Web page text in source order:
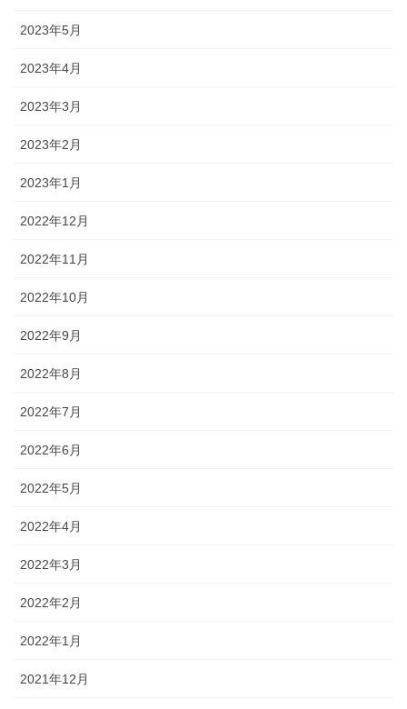
2023年5月
2023年4月
2023年3月
2023年2月
2023年1月
2022年12月
2022年11月
2022年10月
2022年9月
2022年8月
2022年7月
2022年6月
2022年5月
2022年4月
2022年3月
2022年2月
2022年1月
2021年12月